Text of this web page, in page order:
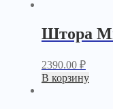
Штора
2390.00 ₽
В корзину